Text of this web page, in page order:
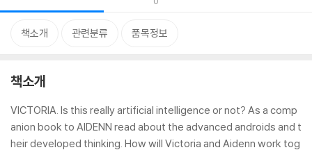
책소개 관련분류 품목정보
책소개
VICTORIA. Is this really artificial intelligence or not? As a comp
anion book to AIDENN read about the advanced androids and t
heir developed thinking. How will Victoria and Aidenn work tog